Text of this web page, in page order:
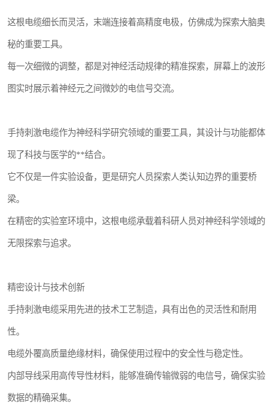
这根电缆细长而灵活，末端连接着高精度电极，仿佛成为探索大脑奥
秘的重要工具。
每一次细微的调整，都是对神经活动规律的精准探索，屏幕上的波形
图实时展示着神经元之间微妙的电信号交流。
手持刺激电缆作为神经科学研究领域的重要工具，其设计与功能都体
现了科技与医学的**结合。
它不仅是一件实验设备，更是研究人员探索人类认知边界的重要桥
梁。
在精密的实验室环境中，这根电缆承载着科研人员对神经科学领域的
无限探索与追求。
精密设计与技术创新
手持刺激电缆采用先进的技术工艺制造，具有出色的灵活性和耐用
性。
电缆外覆高质量绝缘材料，确保使用过程中的安全性与稳定性。
内部导线采用高传导性材料，能够准确传输微弱的电信号，确保实验
数据的精确采集。